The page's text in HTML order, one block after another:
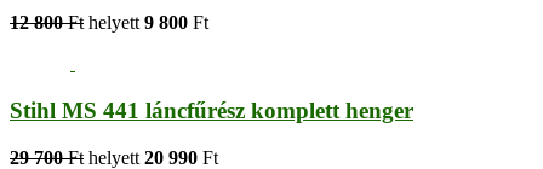
12 800 Ft helyett 9 800 Ft
Stihl MS 441 láncfűrész komplett henger
29 700 Ft helyett 20 990 Ft